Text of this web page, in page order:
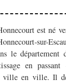
est né
sur-
le
en
ville en ville. Il